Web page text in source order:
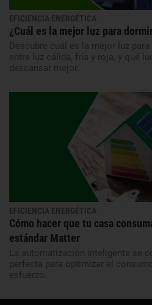
EFICIENCIA ENERGÉTICA
¿Cuál es la mejor luz para
Descubre cuál es la mejor luz
entre luz cálida, fría y roja, y qué
descansar mejor.
EFICIENCIA ENERGÉTICA
Cómo hacer que tu casa
estándar Matter
La automatización inteligente se
perfecta para optimizar el
esfuerzo.